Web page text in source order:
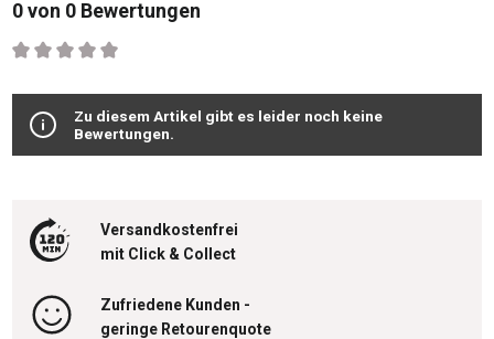
0 von 0 Bewertungen
Durchschnittliche Bewertung von 0 von 5 Sternen
Zu diesem Artikel gibt es leider noch keine
Bewertungen.
Versandkostenfrei
mit Click & Collect
Zufriedene Kunden -
geringe Retourenquote